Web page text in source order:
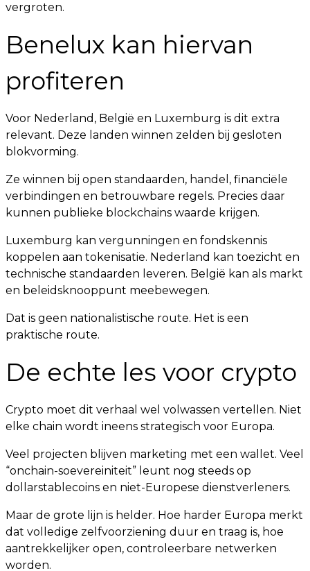
vergroten.
Benelux kan hiervan
profiteren
Voor Nederland, België en Luxemburg is dit extra
relevant. Deze landen winnen zelden bij gesloten
blokvorming.
Ze winnen bij open standaarden, handel, financiële
verbindingen en betrouwbare regels. Precies daar
kunnen publieke blockchains waarde krijgen.
Luxemburg kan vergunningen en fondskennis
koppelen aan tokenisatie. Nederland kan toezicht en
technische standaarden leveren. België kan als markt
en beleidsknooppunt meebewegen.
Dat is geen nationalistische route. Het is een
praktische route.
De echte les voor crypto
Crypto moet dit verhaal wel volwassen vertellen. Niet
elke chain wordt ineens strategisch voor Europa.
Veel projecten blijven marketing met een wallet. Veel
“onchain-soevereiniteit” leunt nog steeds op
dollarstablecoins en niet-Europese dienstverleners.
Maar de grote lijn is helder. Hoe harder Europa merkt
dat volledige zelfvoorziening duur en traag is, hoe
aantrekkelijker open, controleerbare netwerken
worden.